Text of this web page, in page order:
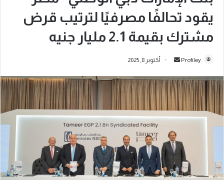
يقود تحالفًا مصرفيًا لترتيب قرض
مشترك بقيمة 2.1 مليار جنيه
Profiley
س
ل
ر
ي
د
إ
أكتوبر 8, 2025